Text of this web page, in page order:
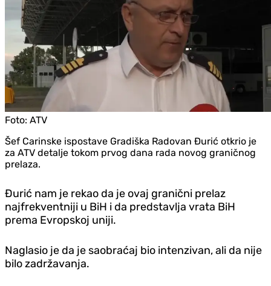
Foto: ATV
Šef Carinske ispostave Gradiška Radovan Đurić otkrio je
za ATV detalje tokom prvog dana rada novog graničnog
prelaza.
Đurić nam je rekao da je ovaj granični prelaz
najfrekventniji u BiH i da predstavlja vrata BiH
prema Evropskoj uniji.
Naglasio je da je saobraćaj bio intenzivan, ali da nije
bilo zadržavanja.